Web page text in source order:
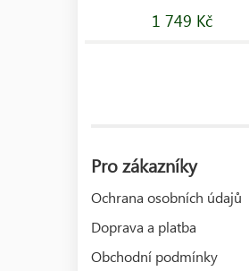
1 749 Kč
Pro zákazníky
Ochrana osobních údajů
Doprava a platba
Obchodní podmínky